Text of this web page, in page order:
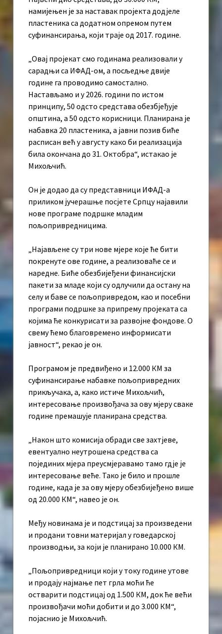
намијењен је за наставак пројекта додјеле
пластеника са додатном опремом путем
суфинансирања, који траје од 2017. године.
„Овај пројекат смо годинама реализовали у
сарадњи са ИФАД-ом, а посљедње двије
године га проводимо самостално.
Настављамо и у 2026. години по истом
принципу, 50 одсто средстава обезбјеђује
општина, а 50 одсто корисници. Планирана је
набавка 20 пластеника, а јавни позив биће
расписан већ у августу како би реализација
била окончана до 31. Октобра“, истакао је
Михољчић.
Он је додао да су представници ИФАД-а
приликом јучерашње посјете Српцу најавили
нове програме подршке младим
пољопривредницима.
„Најављене су три нове мјере које ће бити
покренуте ове године, а реализоваће се и
наредне. Биће обезбијеђени финансијски
пакети за младе који су одлучили да остану на
селу и баве се пољопривредом, као и посебни
програми подршке за припрему пројеката са
којима ће конкурисати за развојне фондове. О
свему ћемо благовремено информисати
јавност“, рекао је он.
Програмом је предвиђено и 12.000 КМ за
суфинансирање набавке пољопривредних
прикључака, а, како истиче Михољчић,
интересовање произвођача за ову мјеру сваке
године премашује планирана средства.
„Након што комисија обради све захтјеве,
евентуално неутрошена средства са
појединих мјера преусмјеравамо тамо гдје је
интересовање веће. Тако је било и прошле
године, када је за ову мјеру обезбијеђено више
од 20.000 КМ“, навео је он.
Међу новинама је и подстицај за произведени
и продани товни материјал у говедарској
производњи, за који је планирано 10.000 КМ.
„Пољопривредници који у току године утове
и продају најмање пет грла моћи ће
остварити подстицај од 1.500 КМ, док ће већи
произвођачи моћи добити и до 3.000 КМ“,
појаснио је Михољчић.